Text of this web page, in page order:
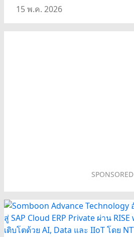
15 พ.ค. 2026
SPONSORED